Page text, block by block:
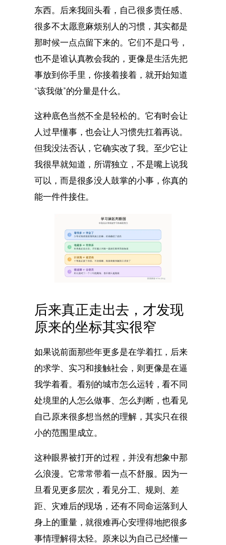
东西。后来我回头看，自己很多责任感、
很多不太愿意麻烦别人的习惯，其实都是
那时候一点点留下来的。它们不是口号，
也不是谁认真教会我的，更像是生活先把
事放到你手里，你接着接着，就开始知道
“该我做”的分量是什么。
这种底色当然不全是轻松的。它有时会让
人过早懂事，也会让人习惯先扛着再说。
但我没法否认，它确实改了我。至少它让
我很早就知道，所谓独立，不是嘴上说我
可以，而是很多没人鼓掌的小事，你真的
能一件件接住。
后来真正走出去，才发现
原来的坐标其实很窄
如果说前面那些年更多是在学着扛，后来
的求学、实习和接触社会，则更像是在逼
我学着看。看别的城市怎么运转，看不同
处境里的人怎么做事、怎么判断，也看见
自己原来很多想当然的理解，其实只在很
小的范围里成立。
这种眼界被打开的过程，并没有想象中那
么浪漫。它常常带着一点不舒服。因为一
旦看见更多层次，看见分工、规则、差
距、灾难后的现场，还有不同命运落到人
身上的重量，就很难再心安理得地把很多
事情理解得太轻。原来以为自己已经懂一